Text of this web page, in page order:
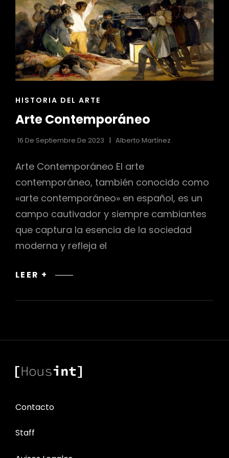
ENLACES
LAS
HISTORIA DEL ARTE
Arte Contemporáneo
16 De Septiembre De 2023 Alberto Martínez
Arte Contemporáneo El arte
contemporáneo, también conocido como
«arte contemporáneo» en español, es un
campo cautivador y siempre cambiantes
que captura la esencia de la sociedad
moderna y refleja el
LEER +
ARTE
Contacto
Staff